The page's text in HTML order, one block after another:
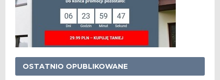
OSTATNIO OPUBLIKOWANE